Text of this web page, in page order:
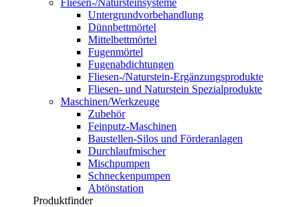
Untergrundvorbehandlung
Dünnbettmörtel
Mittelbettmörtel
Fugenmörtel
Fugenabdichtungen
Fliesen-/Naturstein-Ergänzungsprodukte
Fliesen- und Naturstein Spezialprodukte
Maschinen/Werkzeuge
Zubehör
Feinputz-Maschinen
Baustellen-Silos und Förderanlagen
Durchlaufmischer
Mischpumpen
Schneckenpumpen
Abtönstation
Produktfinder